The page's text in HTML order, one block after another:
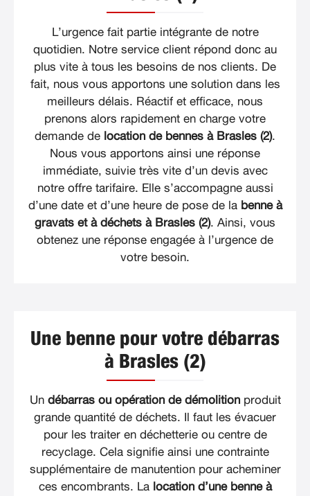
L’urgence fait partie intégrante de notre
quotidien. Notre service client répond donc au
plus vite à tous les besoins de nos clients. De
fait, nous vous apportons une solution dans les
meilleurs délais. Réactif et efficace, nous
prenons alors rapidement en charge votre
demande de location de bennes à Brasles (2).
Nous vous apportons ainsi une réponse
immédiate, suivie très vite d’un devis avec
notre offre tarifaire. Elle s’accompagne aussi
d’une date et d’une heure de pose de la benne à
gravats et à déchets à Brasles (2). Ainsi, vous
obtenez une réponse engagée à l’urgence de
votre besoin.
Une benne pour votre débarras
à Brasles (2)
Un débarras ou opération de démolitionproduit
grande quantité de déchets. Il faut les évacuer
pour les traiter en déchetterie ou centre de
recyclage. Cela signifie ainsi une contrainte
supplémentaire de manutention pour acheminer
ces encombrants. La location d’une benne à